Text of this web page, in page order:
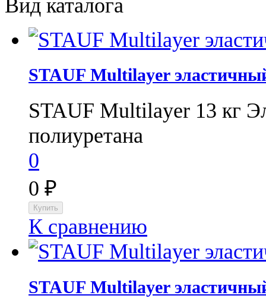
Вид каталога
STAUF Multilayer
STAUF Multilayer 13 кг
полиуретана
0
0 ₽
К сравнению
STAUF Multilayer